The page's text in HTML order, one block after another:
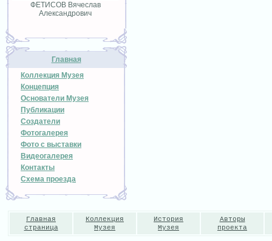
ФЕТИСОВ Вячеслав
Александрович
Главная
Коллекция Музея
Концепция
Основатели Музея
Публикации
Создатели
Фотогалерея
Фото с выставки
Видеогалерея
Контакты
Схема проезда
Главная
страница
Коллекция
Музея
История
Музея
Авторы
проекта